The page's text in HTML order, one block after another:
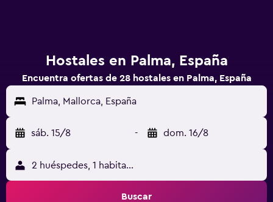
Hostales en Palma, España
Encuentra ofertas de 28 hostales en Palma, España
Palma, Mallorca, España
sáb. 15/8 - dom. 16/8
2 huéspedes, 1 habitación
Buscar